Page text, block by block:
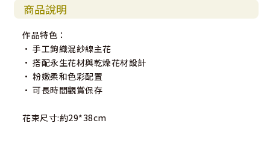
商品說明
作品特色：
• 手工鉤織混紗線主花
• 搭配永生花材與乾燥花材設計
• 粉嫩柔和色彩配置
• 可長時間觀賞保存
花束尺寸:約29*38cm